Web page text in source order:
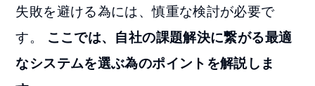
失敗を避ける為には、慎重な検討が必要で
す。
ここでは、自社の課題解決に繋がる最適
なシステムを選ぶ為のポイントを解説しま